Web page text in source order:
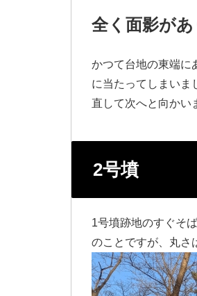
全く面影があ
かつて台地の東端に
に当たってしまいま
直して次へと向かい
2号墳
1号墳跡地のすぐそ
のことですが、丸さ